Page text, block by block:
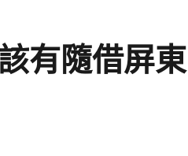
有隨借屏